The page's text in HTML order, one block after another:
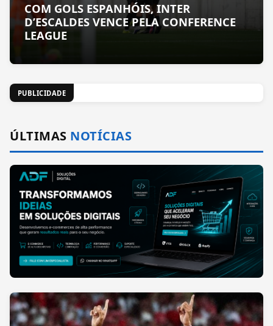
COM GOLS ESPANHÓIS, INTER
D’ESCALDES VENCE PELA CONFERENCE
LEAGUE
PUBLICIDADE
ÚLTIMAS NOTÍCIAS